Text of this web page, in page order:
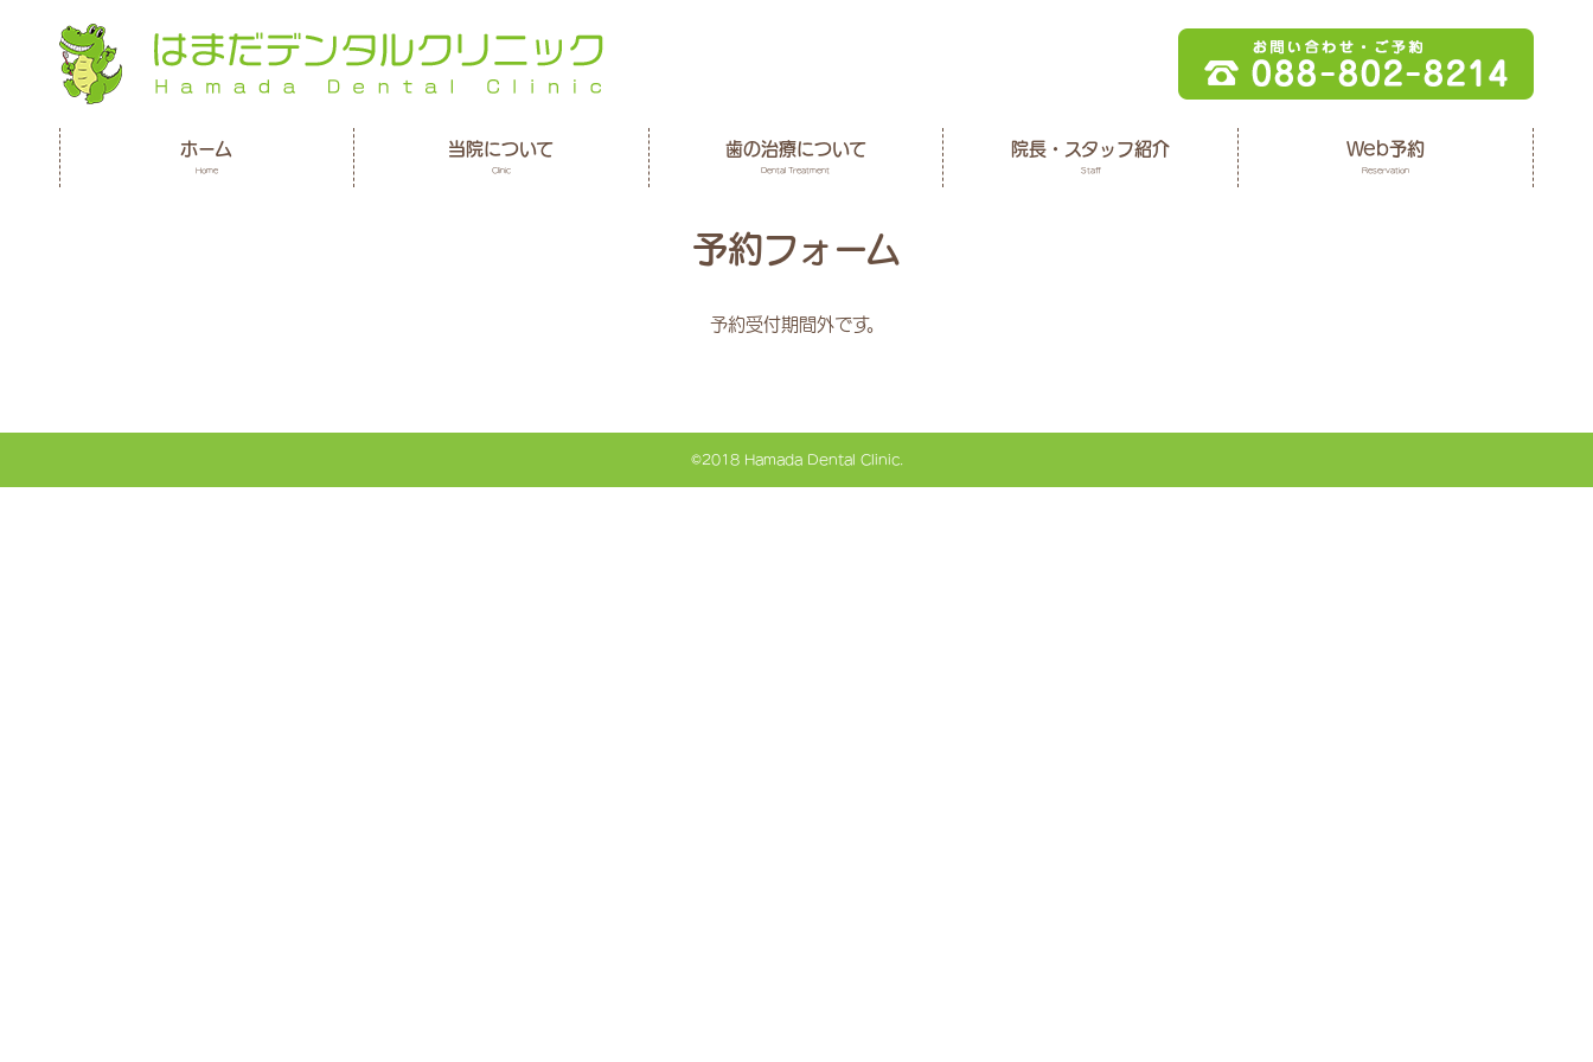
ホーム
Home
当院について
Clinic
歯の治療について
Dental Treatment
院長・スタッフ紹介
Staff
Web予約
Reservation
予約フォーム
予約受付期間外です。
©2018 Hamada Dental Clinic.